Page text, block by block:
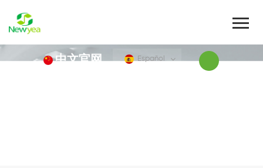
中文官网 Español